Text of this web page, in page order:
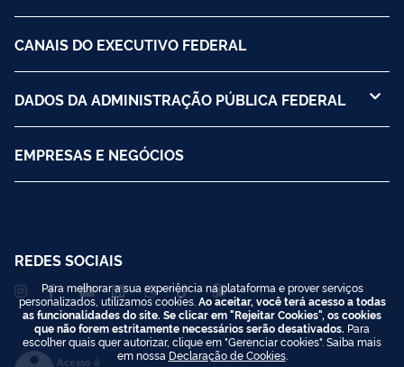
CANAIS DO EXECUTIVO FEDERAL
DADOS DA ADMINISTRAÇÃO PÚBLICA FEDERAL
EMPRESAS E NEGÓCIOS
REDES SOCIAIS
Acesso à
Para melhorar a sua experiência na plataforma e prover serviços
personalizados, utilizamos cookies. Ao aceitar, você terá acesso a todas
as funcionalidades do site. Se clicar em "Rejeitar Cookies", os cookies
que não forem estritamente necessários serão desativados. Para
escolher quais quer autorizar, clique em "Gerenciar cookies". Saiba mais
em nossa Declaração de Cookies.